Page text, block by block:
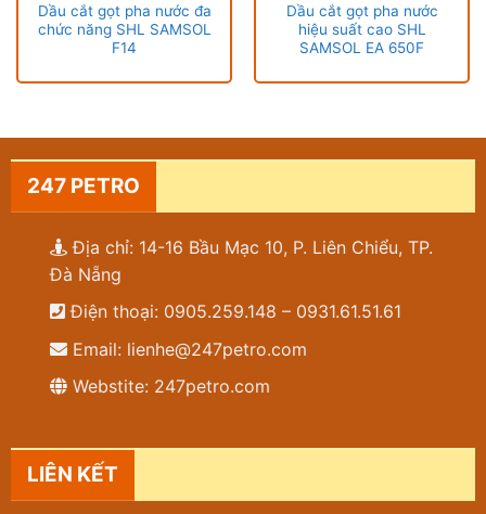
Dầu cắt gọt pha nước đa
chức năng SHL SAMSOL
F14
Dầu cắt gọt pha nước
hiệu suất cao SHL
SAMSOL EA 650F
247 PETRO
Địa chỉ: 14-16 Bầu Mạc 10, P. Liên Chiểu, TP.
Đà Nẵng
Điện thoại: 0905.259.148 – 0931.61.51.61
Email: lienhe@247petro.com
Webstite: 247petro.com
LIÊN KẾT